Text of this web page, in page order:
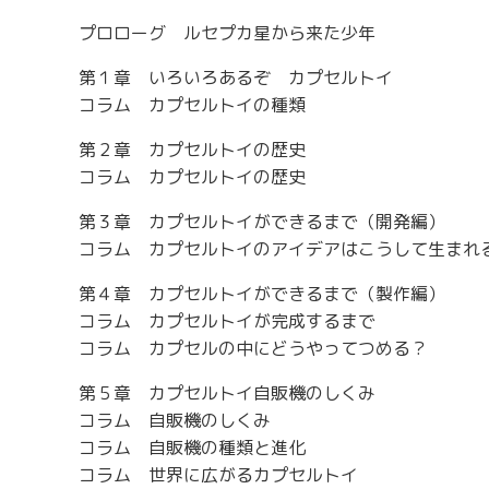
プロローグ ルセプカ星から来た少年
第１章 いろいろあるぞ カプセルトイ
コラム カプセルトイの種類
第２章 カプセルトイの歴史
コラム カプセルトイの歴史
第３章 カプセルトイができるまで（開発編）
コラム カプセルトイのアイデアはこうして生まれ
第４章 カプセルトイができるまで（製作編）
コラム カプセルトイが完成するまで
コラム カプセルの中にどうやってつめる？
第５章 カプセルトイ自販機のしくみ
コラム 自販機のしくみ
コラム 自販機の種類と進化
コラム 世界に広がるカプセルトイ